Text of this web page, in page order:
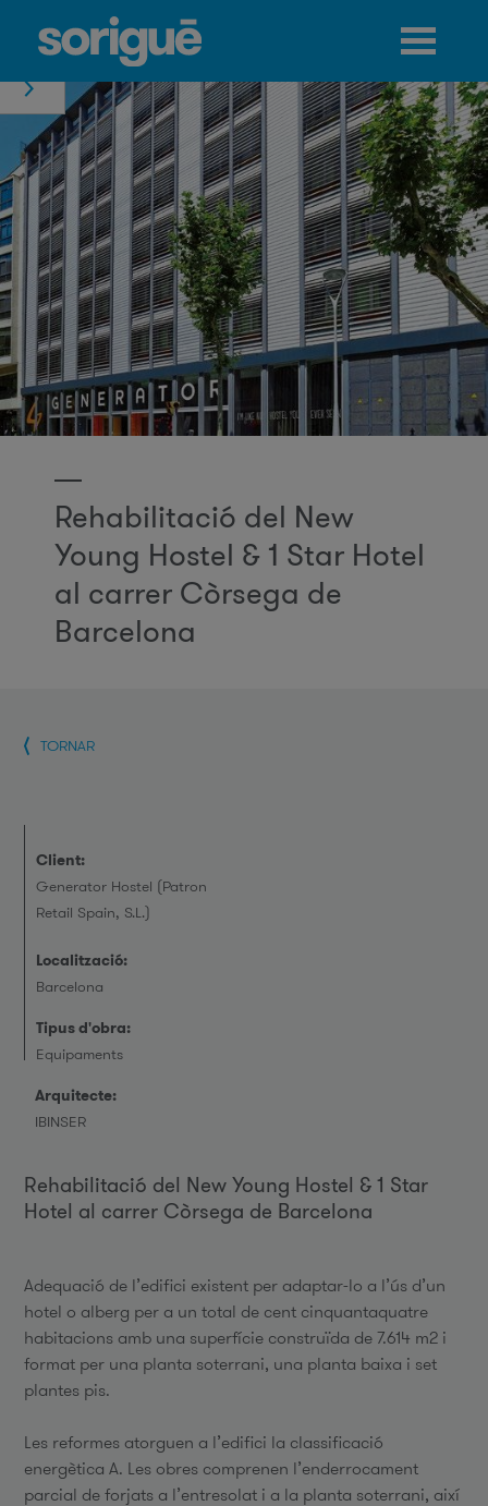
Jump to navigation
Rehabilitació del New
Young Hostel & 1 Star Hotel
al carrer Còrsega de
Barcelona
TORNAR
Client:
Generator Hostel (Patron
Retail Spain, S.L.)
Localització:
Barcelona
Tipus d'obra:
Equipaments
Arquitecte:
IBINSER
Rehabilitació del New Young Hostel & 1 Star
Hotel al carrer Còrsega de Barcelona
Adequació de l’edifici existent per adaptar-lo a l’ús d’un
hotel o alberg per a un total de cent cinquantaquatre
habitacions amb una superfície construïda de 7.614 m2 i
format per una planta soterrani, una planta baixa i set
plantes pis.
Les reformes atorguen a l’edifici la classificació
energètica A. Les obres comprenen l’enderrocament
parcial de forjats a l’entresolat i a la planta soterrani, així
Menú